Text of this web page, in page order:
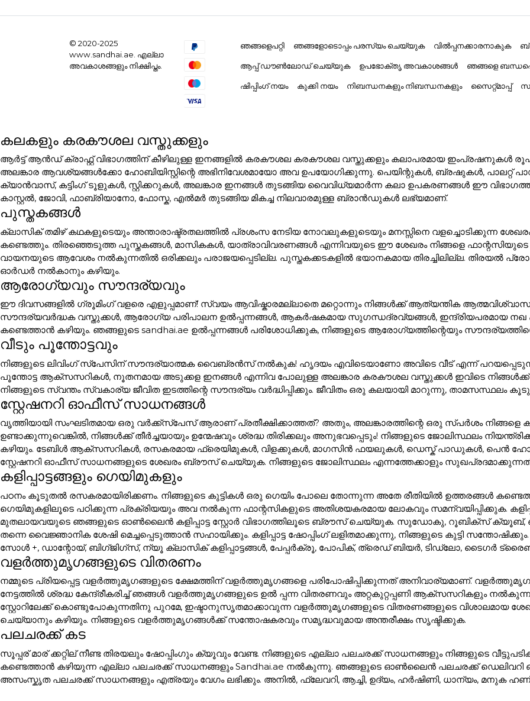
© 2020-2025
www.sandhai.ae. എല്ലാ
അവകാശങ്ങളും നിക്ഷിപ്തം.
ഞങ്ങളെപറ്റി ഞങ്ങളോടൊപ്പം പരസ്യം ചെയ്യുക വിൽപ്പനക്കാരനാകുക
ആപ്പ് ഡൗൺലോഡ് ചെയ്യുക ഉപഭോക്തൃ അവകാശങ്ങൾ ഞങ്ങളെ
ഷിപ്പിംഗ് നയം കുക്കി നയം നിബന്ധനകളും നിബന്ധനകളും സൈറ്റ്മാപ്പ്
കലകളും കരകൗശല വസ്തുക്കളും
ആർട്ട് ആൻഡ് ക്രാഫ്റ്റ് വിഭാഗത്തിന് കീഴിലുള്ള ഇനങ്ങളിൽ കരകൗശല കരകൗശല വസ്തുക്കളും കലാപരമായ
അലങ്കാര ആവശ്യങ്ങൾക്കോ ഹോബിയിസ്റ്റിന്റെ അഭിനിവേശമായോ അവ ഉപയോഗിക്കുന്നു. പെയിന്റുകൾ, ബ്രഷുകൾ, പാലറ്റ്
ക്യാൻവാസ്, കട്ടിംഗ് ടൂളുകൾ, സ്റ്റിക്കറുകൾ, അലങ്കാര ഇനങ്ങൾ തുടങ്ങിയ വൈവിധ്യമാർന്ന കലാ ഉപകരണങ്ങൾ ഈ
കാസ്റ്റൽ, ജോവി, ഫാബ്രിയാനോ, ഫോസ്ക, എൽമർ തുടങ്ങിയ മികച്ച നിലവാരമുള്ള ബ്രാൻഡുകൾ ലഭ്യമാണ്.
പുസ്തകങ്ങൾ
ക്ലാസിക് തമിഴ് കഥകളുടെയും അന്താരാഷ്ട്രതലത്തിൽ പ്രശംസ നേടിയ നോവലുകളുടെയും മനസ്സിനെ വളച്ചൊടിക്കുന്ന
കണ്ടെത്തും. തിരഞ്ഞെടുത്ത പുസ്തകങ്ങൾ, മാസികകൾ, യാത്രാവിവരണങ്ങൾ എന്നിവയുടെ ഈ ശേഖരം നിങ്ങളെ
വായനയുടെ ആവേശം നൽകുന്നതിൽ ഒരിക്കലും പരാജയപ്പെടില്ല. പുസ്തകക്കടകളിൽ ഭയാനകമായ തിരച്ചിലില്ല. തിരയൽ
ഓർഡർ നൽകാനും കഴിയും.
ആരോഗ്യവും സൗന്ദര്യവും
ഈ ദിവസങ്ങളിൽ ഗ്രൂമിംഗ് വളരെ എളുപ്പമാണ്! സ്വയം ആവിഷ്കാരമല്ലാതെ മറ്റൊന്നും നിങ്ങൾക്ക് ആത്യന്തിക
സൗന്ദര്യവർദ്ധക വസ്തുക്കൾ, ആരോഗ്യ പരിപാലന ഉൽപ്പന്നങ്ങൾ, ആകർഷകമായ സുഗന്ധദ്രവ്യങ്ങൾ, ഇന്ദ്രിയപരമായ നഖ
കണ്ടെത്താൻ കഴിയും. ഞങ്ങളുടെ sandhai.ae ഉൽപ്പന്നങ്ങൾ പരിശോധിക്കുക, നിങ്ങളുടെ ആരോഗ്യത്തിന്റെയും
വീടും പൂന്തോട്ടവും
നിങ്ങളുടെ ലിവിംഗ് സ്പേസിന് സൗന്ദര്യാത്മക വൈബ്രൻസ് നൽകുക! ഹൃദയം എവിടെയാണോ അവിടെ വീട് എന്ന്
പൂന്തോട്ട ആക്സസറികൾ, നൂതനമായ അടുക്കള ഇനങ്ങൾ എന്നിവ പോലുള്ള അലങ്കാര കരകൗശല വസ്തുക്കൾ ഇവിടെ
നിങ്ങളുടെ സ്വന്തം സ്വകാര്യ ജീവിത ഇടത്തിന്റെ സൗന്ദര്യം വർദ്ധിപ്പിക്കും. ജീവിതം ഒരു കലയായി മാറുന്നു, താമസസ്ഥലം
സ്റ്റേഷനറി ഓഫീസ് സാധനങ്ങൾ
വൃത്തിയായി സംഘടിതമായ ഒരു വർക്ക്സ്പേസ് ആരാണ് പ്രതീക്ഷിക്കാത്തത്? അതും, അലങ്കാരത്തിന്റെ ഒരു സ്പർശം
ഉണ്ടാക്കുന്നുവെങ്കിൽ, നിങ്ങൾക്ക് തീർച്ചയായും ഉന്മേഷവും ശ്രദ്ധ തിരിക്കലും അനുഭവപ്പെടും! നിങ്ങളുടെ ജോലിസ്ഥലം
കഴിയും. ടേബിൾ ആക്സസറികൾ, രസകരമായ ഫ്രെയിമുകൾ, വിളക്കുകൾ, മാഗസിൻ ഫയലുകൾ, ഡെസ്ക് പാഡുകൾ, പെൻ
സ്റ്റേഷനറി ഓഫീസ് സാധനങ്ങളുടെ ശേഖരം ബ്രൗസ് ചെയ്യുക. നിങ്ങളുടെ ജോലിസ്ഥലം എന്നത്തേക്കാളും
കളിപ്പാട്ടങ്ങളും ഗെയിമുകളും
പഠനം കൂടുതൽ രസകരമായിരിക്കണം. നിങ്ങളുടെ കുട്ടികൾ ഒരു ഗെയിം പോലെ തോന്നുന്ന അതേ രീതിയിൽ ഉത്തരങ്ങൾ
ഗെയിമുകളിലൂടെ പഠിക്കുന്ന പ്രക്രിയയും അവ നൽകുന്ന ഫാന്റസികളുടെ അതിശയകരമായ ലോകവും സമന്വയിപ്പിക്കുക.
മുതലായവയുടെ ഞങ്ങളുടെ ഓൺലൈൻ കളിപ്പാട്ട സ്റ്റോർ വിഭാഗത്തിലൂടെ ബ്രൗസ് ചെയ്യുക. സുഡോകു, റൂബിക്സ് ക്യൂബ്,
തന്നെ വൈജ്ഞാനിക ശേഷി മെച്ചപ്പെടുത്താൻ സഹായിക്കും. കളിപ്പാട്ട ഷോപ്പിംഗ് ലളിതമാക്കുന്നു, നിങ്ങളുടെ കുട്ടി
സോൾ +, ഡാന്റോയ്, ബിഗ്ജിഗ്സ്, ന്യൂ ക്ലാസിക് കളിപ്പാട്ടങ്ങൾ, പേപ്പർക്രൂ, പോപിക്, ത്രെഡ് ബിയർ, ടിഡ്ലോ, ടൈഗർ
വളർത്തുമൃഗങ്ങളുടെ വിതരണം
നമ്മുടെ പ്രിയപ്പെട്ട വളർത്തുമൃഗങ്ങളുടെ ക്ഷേമത്തിന് വളർത്തുമൃഗങ്ങളെ പരിപോഷിപ്പിക്കുന്നത് അനിവാര്യമാണ്.
നേട്ടത്തിൽ ശ്രദ്ധ കേന്ദ്രീകരിച്ച് ഞങ്ങൾ വളർത്തുമൃഗങ്ങളുടെ ഉൽ പ്പന്ന വിതരണവും അറ്റകുറ്റപ്പണി ആക്സസറികളും
സ്റ്റോറിലേക്ക് കൊണ്ടുപോകുന്നതിനു പുറമേ, ഇഷ്ടാനുസൃതമാക്കാവുന്ന വളർത്തുമൃഗങ്ങളുടെ വിതരണങ്ങളുടെ വിശാലമായ
ചെയ്യാനും കഴിയും. നിങ്ങളുടെ വളർത്തുമൃഗങ്ങൾക്ക് സന്തോഷകരവും സമൃദ്ധവുമായ അന്തരീക്ഷം സൃഷ്ടിക്കുക.
പലചരക്ക് കട
സൂപ്പര് മാര് ക്കറ്റില് നീണ്ട തിരയലും ഷോപ്പിംഗും ക്യൂവും വേണ്ട. നിങ്ങളുടെ എല്ലാ പലചരക്ക് സാധനങ്ങളും നിങ്ങളുടെ
കണ്ടെത്താൻ കഴിയുന്ന എല്ലാ പലചരക്ക് സാധനങ്ങളും Sandhai.ae നൽകുന്നു. ഞങ്ങളുടെ ഓൺലൈൻ പലചരക്ക് ഡെലിവറി
അസംസ്കൃത പലചരക്ക് സാധനങ്ങളും എത്രയും വേഗം ലഭിക്കും. അനിൽ, ഫ്ലേവറി, ആച്ചി, ഉദ്യം, ഹർഷിണി, ധാന്യം, മനുക